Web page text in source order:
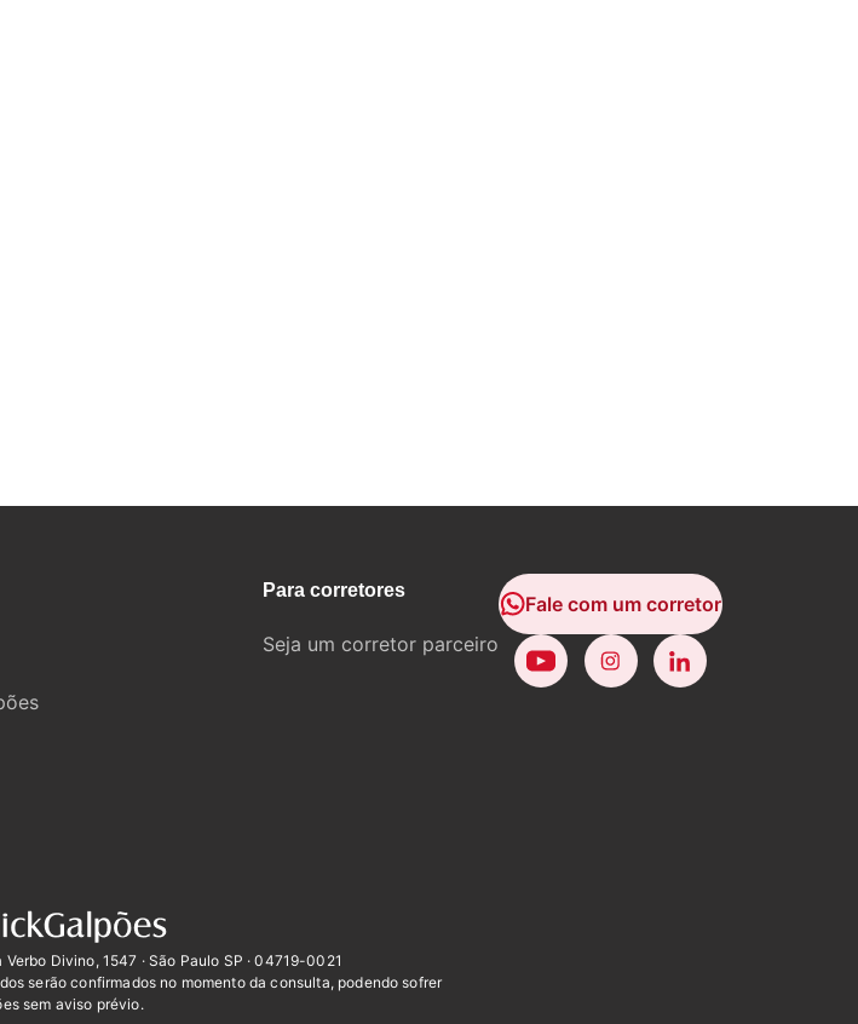
Para corretores
Seja um corretor parceiro
Fale com um corretor
Divino, 1547 · São Paulo SP · 04719-0021
serão confirmados no momento da consulta, podendo sofrer
sem aviso prévio.